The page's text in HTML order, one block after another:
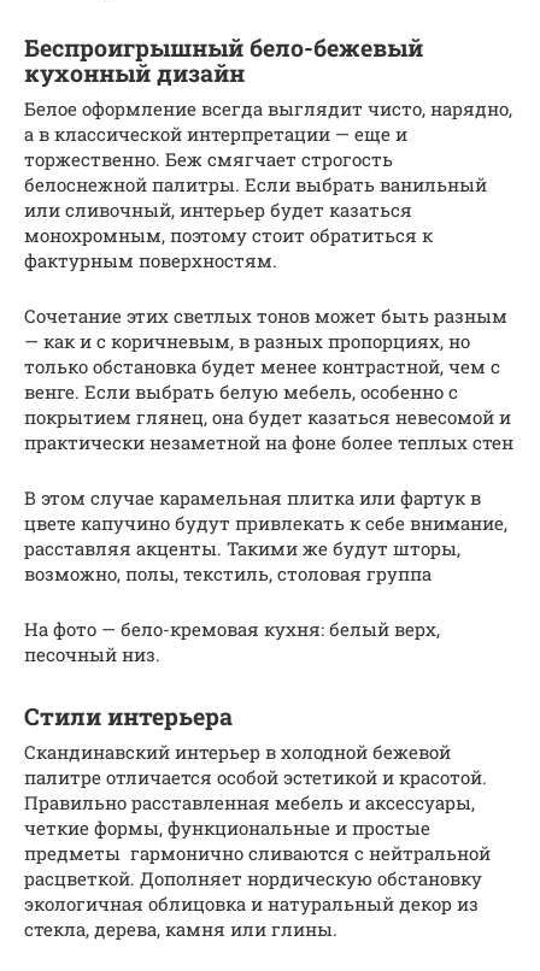
Беспроигрышный бело-бежевый
кухонный дизайн
Белое оформление всегда выглядит чисто, нарядно,
а в классической интерпретации — еще и
торжественно. Беж смягчает строгость
белоснежной палитры. Если выбрать ванильный
или сливочный, интерьер будет казаться
монохромным, поэтому стоит обратиться к
фактурным поверхностям.
Сочетание этих светлых тонов может быть разным
— как и с коричневым, в разных пропорциях, но
только обстановка будет менее контрастной, чем с
венге. Если выбрать белую мебель, особенно с
покрытием глянец, она будет казаться невесомой и
практически незаметной на фоне более теплых стен
В этом случае карамельная плитка или фартук в
цвете капучино будут привлекать к себе внимание,
расставляя акценты. Такими же будут шторы,
возможно, полы, текстиль, столовая группа
На фото — бело-кремовая кухня: белый верх,
песочный низ.
Стили интерьера
Скандинавский интерьер в холодной бежевой
палитре отличается особой эстетикой и красотой.
Правильно расставленная мебель и аксессуары,
четкие формы, функциональные и простые
предметы гармонично сливаются с нейтральной
расцветкой. Дополняет нордическую обстановку
экологичная облицовка и натуральный декор из
стекла, дерева, камня или глины.